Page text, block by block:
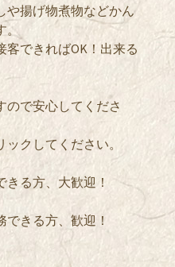
や揚げ物煮物などかん
。
客できればOK！出来る
ので安心してくださ
ックしてください。
る方、大歓迎！
きる方、歓迎！